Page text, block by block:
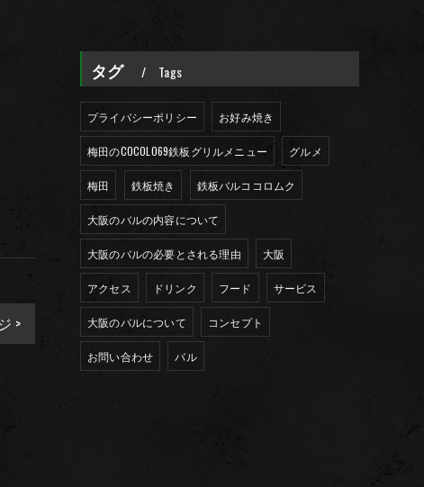
>
タグ Tags
プライバシーポリシー お好み焼き
梅田のCOCOLO69鉄板グリルメニュー グルメ
梅田 鉄板焼き 鉄板バルココロムク
大阪のバルの内容について
大阪のバルの必要とされる理由 大阪
アクセス ドリンク フード サービス
大阪のバルについて コンセプト
お問い合わせ バル